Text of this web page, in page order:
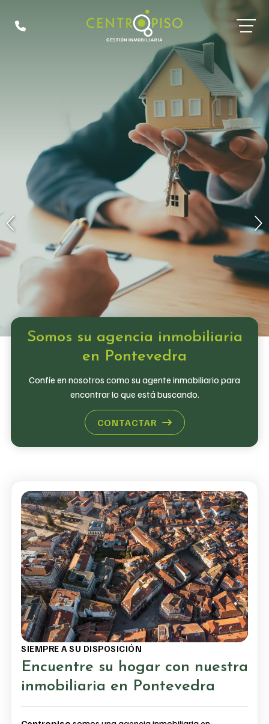
Somos su agencia inmobiliaria
en Pontevedra
Confíe en nosotros como su agente inmobiliario para
encontrar lo que está buscando.
CONTACTAR
SIEMPRE A SU DISPOSICIÓN
Encuentre su hogar con nuestra
inmobiliaria en Pontevedra